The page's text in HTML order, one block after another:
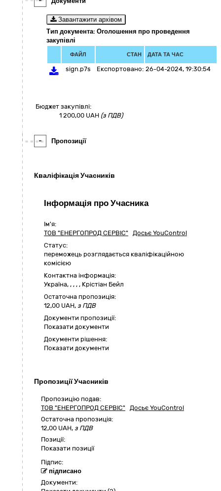
Завантажити архівом
Тип документа: Оголошення про проведення
закупівлі
ФАЙЛ СТАН ДАТА ТА ЧАС
sign.p7s Експортовано: 26-04-2024, 19:30:54
Бюджет закупівлі:
1 200,00 UAH (з ПДВ)
- Пропозиції
Кваліфікація Учасників
Інформація про Учасника
Ім'я:
ТОВ "ЕНЕРГОПРОД СЕРВІС" Досьє YouControl
Статус:
переможець розглядається кваліфікаційною
комісією
Контактна інформація:
Україна, , , , , Крістіан Бейл
Остаточна пропозиція:
12,00 UAH, з ПДВ
Документи пропозиції:
Показати документи
Документи рішення:
Показати документи
Пропозиції Учасників
Пропозицію подав:
ТОВ "ЕНЕРГОПРОД СЕРВІС" Досьє YouControl
Остаточна пропозиція:
12,00 UAH, з ПДВ
Позиції:
Показати позиції
Підпис:
підписано
Документи: